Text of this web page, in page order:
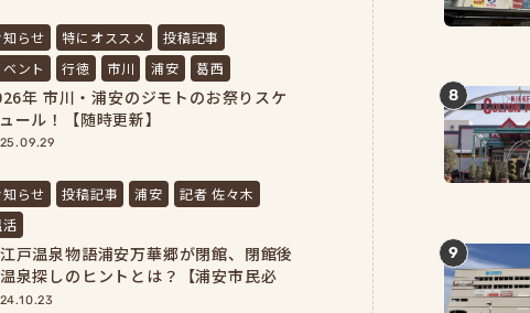
知らせ 特にオススメ
投稿記事
ベント
行徳 市川 浦安 葛西
年 市川・浦安のジモトのお祭りスケ
ール！【随時更新】
知らせ 投稿記事 浦安
記者 佐々木
戸温泉物語浦安万華郷が閉館、閉館後
泉探しのヒントとは？【浦安市民必
】
8
9